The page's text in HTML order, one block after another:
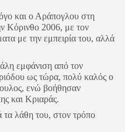
και ο Αράπογλου στη
Κόρινθο 2006, με τον
με την εμπειρία του, αλλά
εμφάνιση από τον
ως τώρα, πολύ καλός ο
ενώ βοήθησαν
και Κριαράς.
λάθη του, στον τρόπο